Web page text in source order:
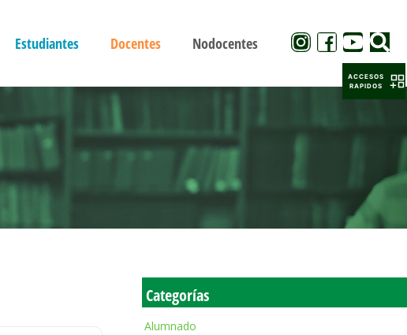
Estudiantes Docentes Nodocentes
Categorías
Alumnado
ACCESOS
RAPIDOS